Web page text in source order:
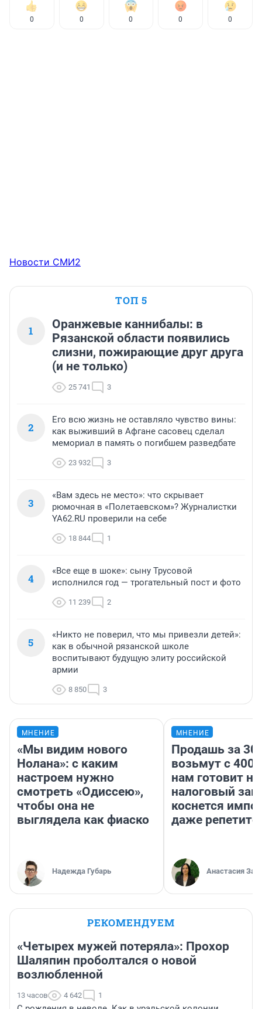
0 0 0 0 0
Новости СМИ2
ТОП 5
1
Оранжевые каннибалы: в
Рязанской области появились
слизни, пожирающие друг друга
(и не только)
25 741 3
2
Его всю жизнь не оставляло чувство вины:
как выживший в Афгане сасовец сделал
мемориал в память о погибшем разведбате
23 932 3
3
«Вам здесь не место»: что скрывает
рюмочная в «Полетаевском»? Журналистки
YA62.RU проверили на себе
18 844 1
4
«Все еще в шоке»: сыну Трусовой
исполнился год — трогательный пост и фото
11 239 2
5
«Никто не поверил, что мы привезли детей»:
как в обычной рязанской школе
воспитывают будущую элиту российской
армии
8 850 3
МНЕНИЕ
«Мы видим нового
Нолана»: с каким
настроем нужно
смотреть «Одиссею»,
чтобы она не
выглядела как фиаско
Надежда Губарь
МНЕНИЕ
Продашь за
возьмут с
нам готовит
налоговый
коснется
даже
Анастасия
РЕКОМЕНДУЕМ
«Четырех мужей потеряла»: Прохор
Шаляпин проболтался о новой
возлюбленной
13 часов 4 642 1